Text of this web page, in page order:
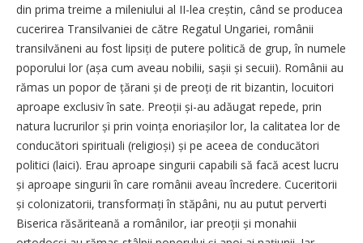
din prima treime a mileniului al II-lea creștin, când se producea
cucerirea Transilvaniei de către Regatul Ungariei, românii
transilvăneni au fost lipsiți de putere politică de grup, în numele
poporului lor (așa cum aveau nobilii, sașii și secuii). Românii au
rămas un popor de țărani și de preoți de rit bizantin, locuitori
aproape exclusiv în sate. Preoții și-au adăugat repede, prin
natura lucrurilor și prin voința eno­riașilor lor, la calitatea lor de
conducători spirituali (religioși) și pe aceea de conducători
politici (laici). Erau aproape singurii capabili să facă acest lucru
și aproape singurii în care românii aveau încredere. Cuceritorii
și colonizatorii, transformați în stăpâni, nu au putut perverti
Biserica răsăriteană a românilor, iar preoții și monahii